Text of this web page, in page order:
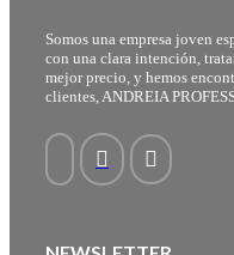
Somos una empresa joven
con una clara intención,
mejor precio, y hemos
clientes, ANDREIA